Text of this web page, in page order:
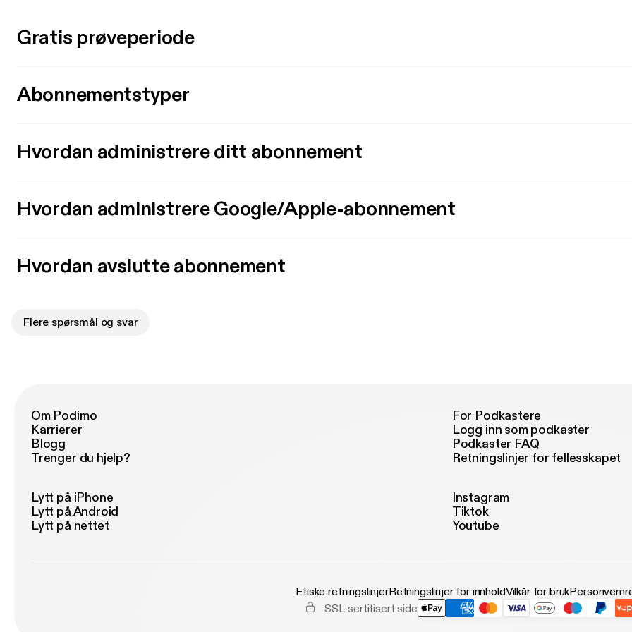
Gratis prøveperiode
Abonnementstyper
Hvordan administrere ditt abonnement
Hvordan administrere Google/Apple-abonnement
Hvordan avslutte abonnement
Flere spørsmål og svar
Om Podimo
Karrierer
Blogg
Trenger du hjelp?
For Podkastere
Logg inn som podkaster
Podkaster FAQ
Retningslinjer for fellesskapet
Lytt på iPhone
Lytt på Android
Lytt på nettet
Instagram
Tiktok
Youtube
Etiske retningslinjerRetningslinjer for innholdVilkår for bruk
SSL-sertifisert side